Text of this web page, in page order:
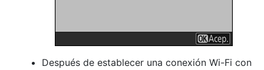
Después de establecer una conexión Wi-Fi con